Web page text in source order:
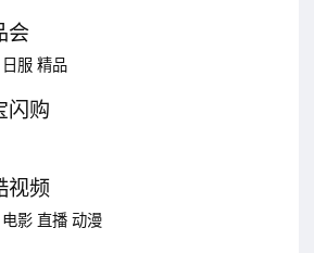
会
日服 精品
闪购
视频
电影 直播 动漫